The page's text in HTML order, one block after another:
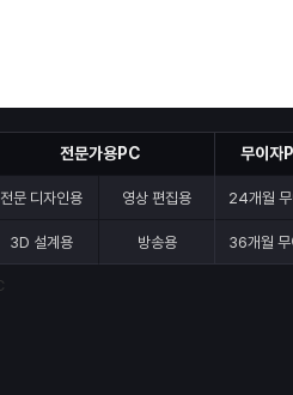
전문가용PC
전문 디자인용 영상 편집용
3D 설계용 방송용
무이자
24개월
36개월 무